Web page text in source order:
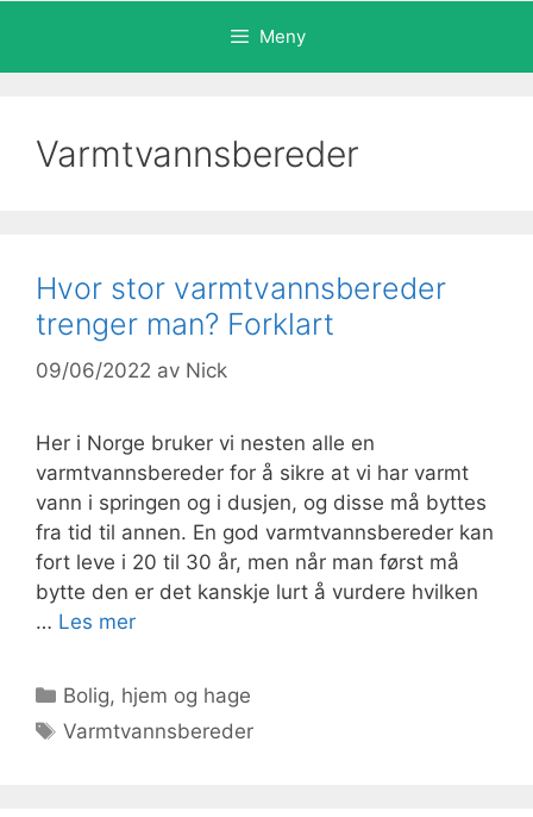
Meny
Varmtvannsbereder
Hvor stor varmtvannsbereder
trenger man? Forklart
09/06/2022 av Nick
Her i Norge bruker vi nesten alle en
varmtvannsbereder for å sikre at vi har varmt
vann i springen og i dusjen, og disse må byttes
fra tid til annen. En god varmtvannsbereder kan
fort leve i 20 til 30 år, men når man først må
bytte den er det kanskje lurt å vurdere hvilken
… Les mer
Kategorier
Bolig, hjem og hage
Stikkord
Varmtvannsbereder